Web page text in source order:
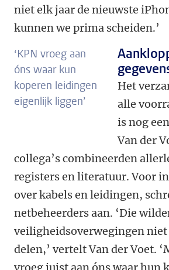
niet elk jaar de nieuwste
kunnen we prima scheiden.’
‘KPN vroeg aan
óns waar kun
koperen leidingen
eigenlijk liggen’
Het
alle
is nog
Van der
collega’s combineerden
registers en literatuur. Voor
over kabels en leidingen,
netbeheerders aan. ‘Die
veiligheidsoverwegingen
delen,’ vertelt Van der Voet.
vroeg juist aan óns waar hun